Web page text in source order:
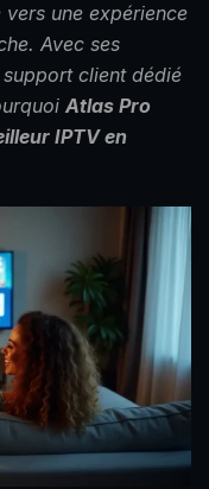
vers une expérience
Avec ses
client dédié
Atlas Pro
IPTV en